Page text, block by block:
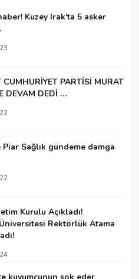
Kuzey Irak'ta 5 asker
CUMHURİYET PARTİSİ MURAT
DEVAM DEDİ …
Sağlık gündeme damga
Kurulu Açıkladı!
Rektörlük Atama